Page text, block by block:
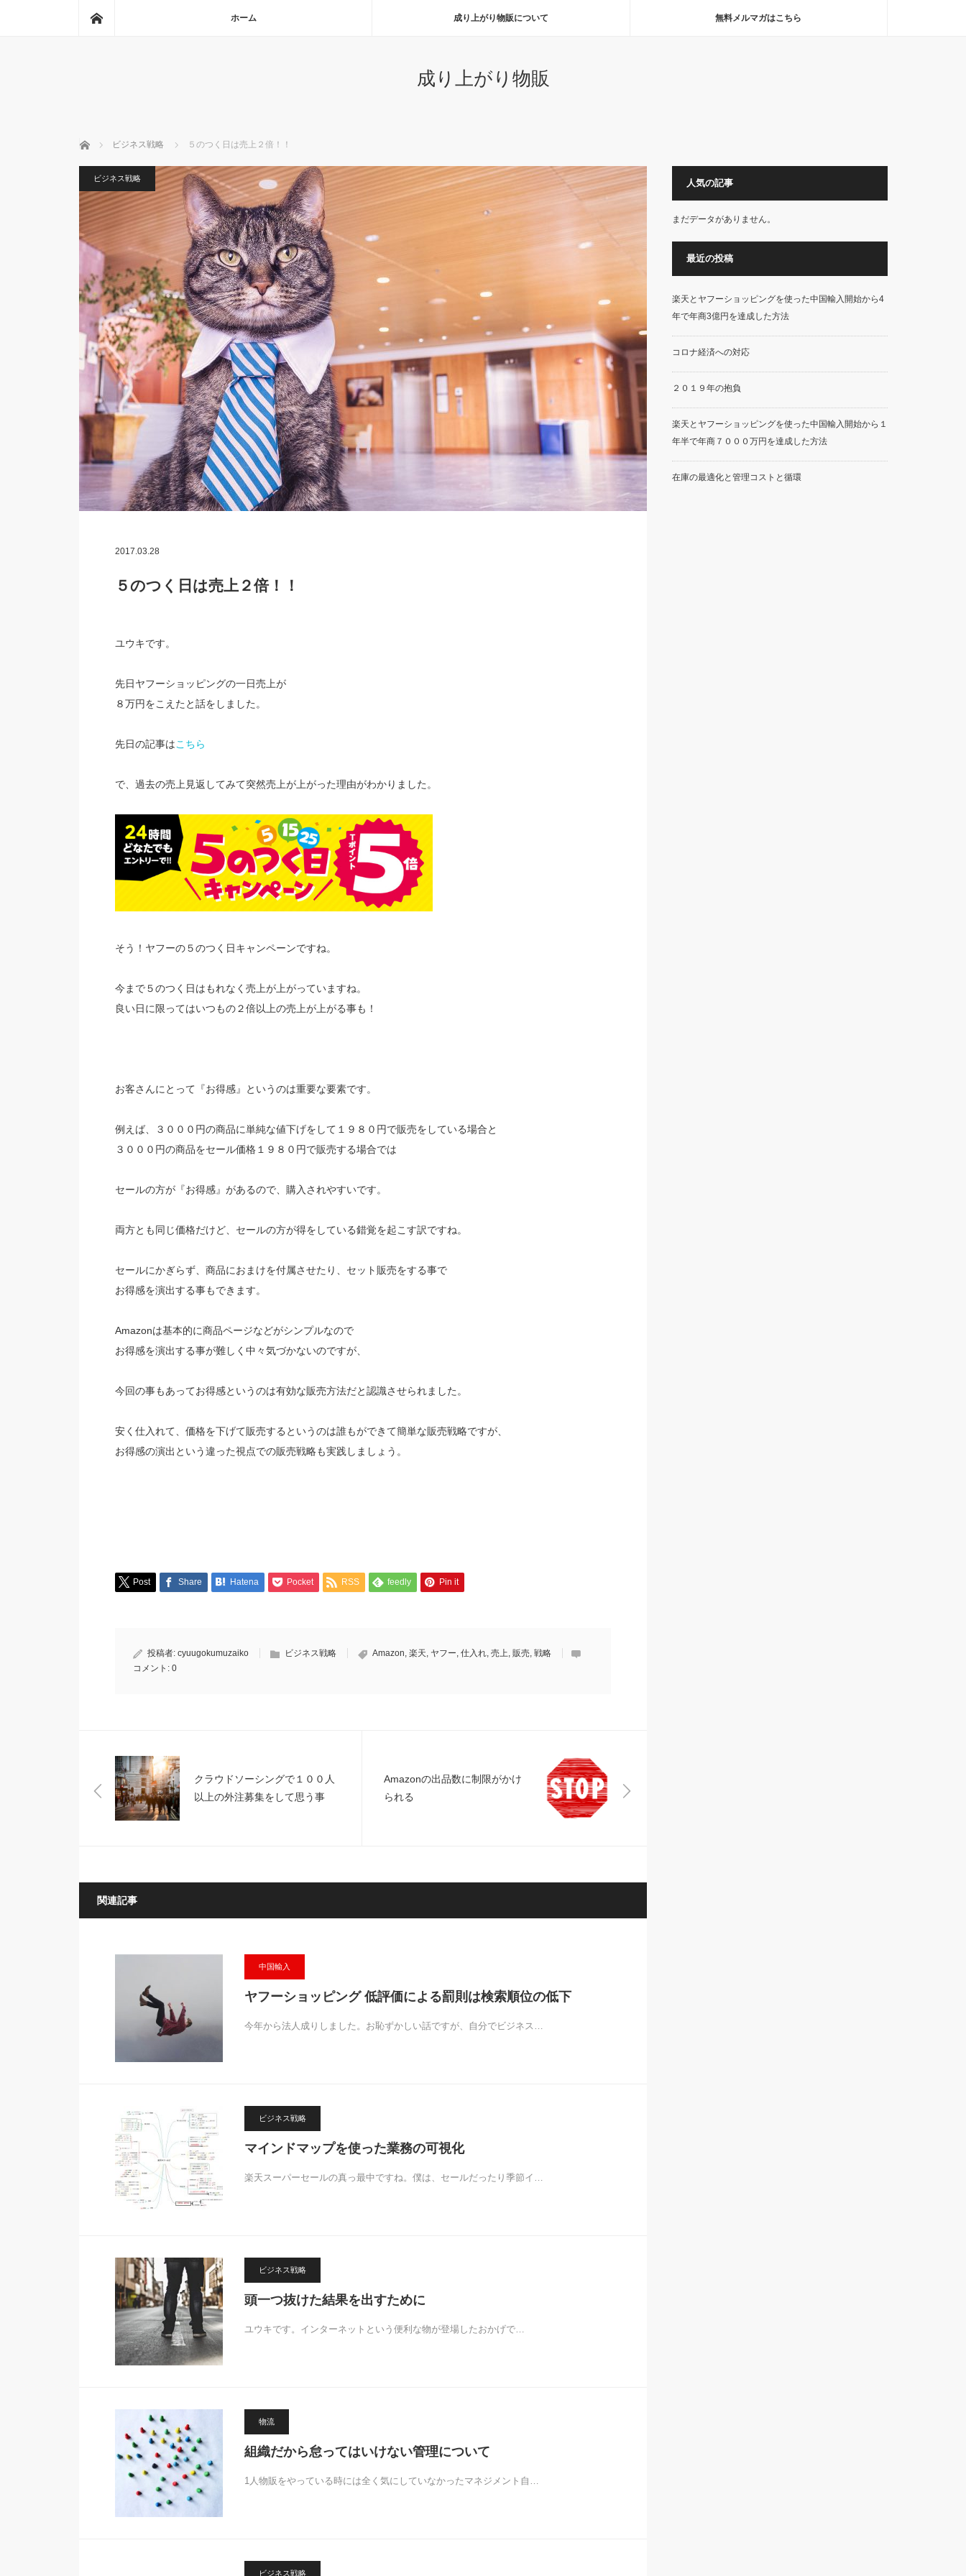
ホーム 成り上がり物販について 無料メルマガはこちら
成り上がり物販
ホーム ビジネス戦略 ５のつく日は売上２倍！！
ビジネス戦略
2017.03.28
５のつく日は売上２倍！！
ユウキです。
先日ヤフーショッピングの一日売上が
８万円をこえたと話をしました。
先日の記事はこちら
で、過去の売上見返してみて突然売上が上がった理由がわかりました。
そう！ヤフーの５のつく日キャンペーンですね。
今まで５のつく日はもれなく売上が上がっていますね。
良い日に限ってはいつもの２倍以上の売上が上がる事も！
お客さんにとって『お得感』というのは重要な要素です。
例えば、３０００円の商品に単純な値下げをして１９８０円で販売をしている場合と
３０００円の商品をセール価格１９８０円で販売する場合では
セールの方が『お得感』があるので、購入されやすいです。
両方とも同じ価格だけど、セールの方が得をしている錯覚を起こす訳ですね。
セールにかぎらず、商品におまけを付属させたり、セット販売をする事で
お得感を演出する事もできます。
Amazonは基本的に商品ページなどがシンプルなので
お得感を演出する事が難しく中々気づかないのですが、
今回の事もあってお得感というのは有効な販売方法だと認識させられました。
安く仕入れて、価格を下げて販売するというのは誰もができて簡単な販売戦略ですが、
お得感の演出という違った視点での販売戦略も実践しましょう。
Post Share Hatena Pocket RSS feedly Pin it
投稿者: cyuugokumuzaiko ビジネス戦略 Amazon 楽天 ヤフー 仕入れ, 売上 販売, 戦略
コメント: 0
クラウドソーシングで１００人
以上の外注募集をして思う事
Amazonの出品数に制限がかけ
られる
関連記事
中国輸入
ヤフーショッピング 低評価による罰則は検索順位の低下
今年から法人成りしました。お恥ずかしい話ですが、自分でビジネス…
ビジネス戦略
マインドマップを使った業務の可視化
楽天スーパーセールの真っ最中ですね。僕は、セールだったり季節イ…
ビジネス戦略
頭一つ抜けた結果を出すために
ユウキです。インターネットという便利な物が登場したおかげで…
物流
組織だから怠ってはいけない管理について
1人物販をやっている時には全く気にしていなかったマネジメント自…
ビジネス戦略
人気の記事
まだデータがありません。
最近の投稿
楽天とヤフーショッピングを使った中国輸入開始から4
年で年商3億円を達成した方法
コロナ経済への対応
２０１９年の抱負
楽天とヤフーショッピングを使った中国輸入開始から１
年半で年商７０００万円を達成した方法
在庫の最適化と管理コストと循環